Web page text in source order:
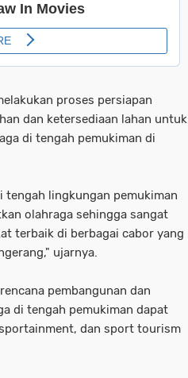
proses persiapan
dan ketersediaan lahan untuk
di tengah pemukiman di
tengah lingkungan pemukiman
olahraga sehingga sangat
terbaik di berbagai cabor yang
ujarnya.
pembangunan dan
di tengah pemukiman dapat
dan sport tourism